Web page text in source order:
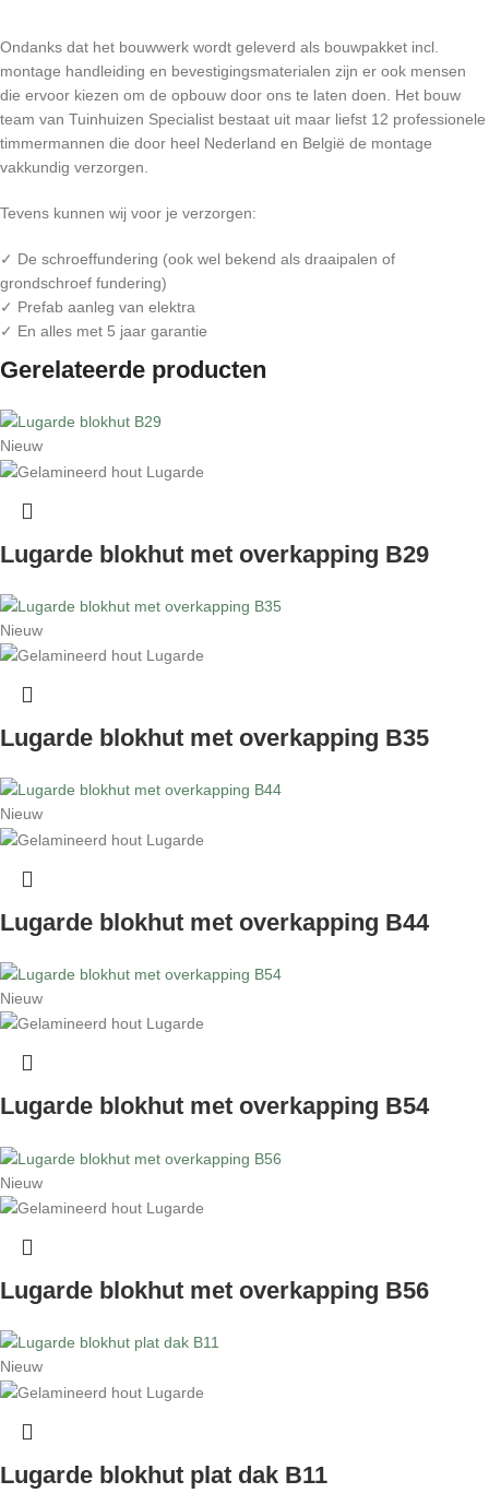
Ondanks dat het bouwwerk wordt geleverd als bouwpakket incl.
montage handleiding en bevestigingsmaterialen zijn er ook mensen
die ervoor kiezen om de opbouw door ons te laten doen. Het bouw
team van Tuinhuizen Specialist bestaat uit maar liefst 12 professionele
timmermannen die door heel Nederland en België de montage
vakkundig verzorgen.
Tevens kunnen wij voor je verzorgen:
✓ De schroeffundering (ook wel bekend als draaipalen of
grondschroef fundering)
✓ Prefab aanleg van elektra
✓ En alles met 5 jaar garantie
Gerelateerde producten
Nieuw
Lugarde blokhut met overkapping B29
Nieuw
Lugarde blokhut met overkapping B35
Nieuw
Lugarde blokhut met overkapping B44
Nieuw
Lugarde blokhut met overkapping B54
Nieuw
Lugarde blokhut met overkapping B56
Nieuw
Lugarde blokhut plat dak B11